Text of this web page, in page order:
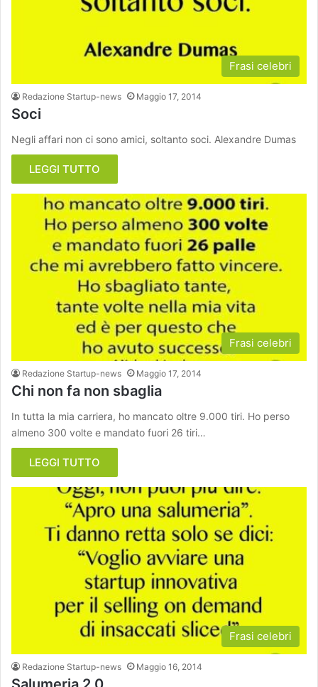
Frasi celebri
Redazione Startup-news Maggio 17, 2014
Soci
Negli affari non ci sono amici, soltanto soci. Alexandre Dumas
LEGGI TUTTO
Frasi celebri
Redazione Startup-news Maggio 17, 2014
Chi non fa non sbaglia
In tutta la mia carriera, ho mancato oltre 9.000 tiri. Ho perso
almeno 300 volte e mandato fuori 26 tiri…
LEGGI TUTTO
Frasi celebri
Redazione Startup-news Maggio 16, 2014